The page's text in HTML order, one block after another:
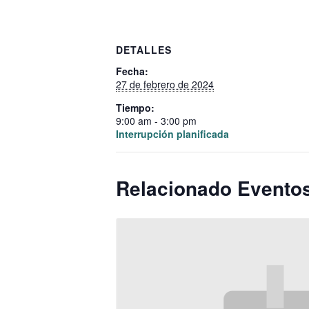
DETALLES
Fecha:
27 de febrero de 2024
Tiempo:
9:00 am - 3:00 pm
Interrupción planificada
Relacionado